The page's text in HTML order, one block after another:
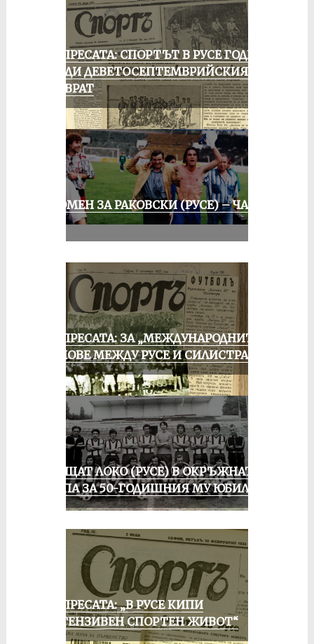
ОТ ПРЕСАТА: СПОРТЪТ В РУСЕ ГОДИНА
ПРЕДИ ДЕВЕТОСЕПТЕМВРИЙСКИЯ
ПРЕВРАТ
СПОМЕН ЗА РАКОВСКИ (РУСЕ) – ЧАСТ
ОТ ПРЕСАТА: ЗА „МЕЖДУНАРОДНИТЕ“
МАЧОВЕ МЕЖДУ РУСЕ И СИЛИСТРА
ПРАЩАТ ЛОКО (РУСЕ) В ОКРЪЖНАТА
ГРУПА ЗА 50-ГОДИШНИЯ МУ ЮБИЛЕЙ
ОТ ПРЕСАТА: „В РУСЕ КИПИ
ИНТЕНЗИВЕН СПОРТЕН ЖИВОТ“